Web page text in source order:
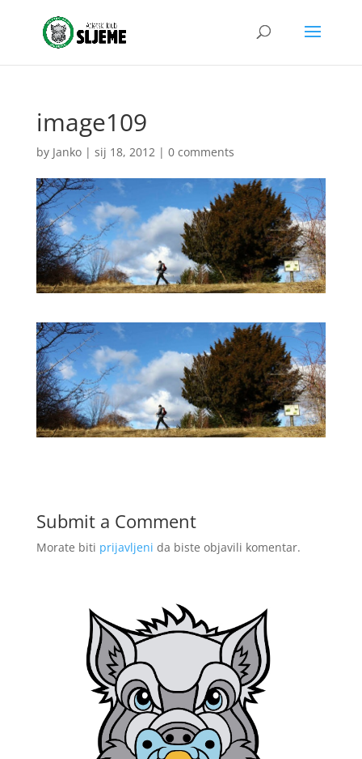
image109
by Janko| sij 18, 2012| 0 comments
Submit a Comment
Morate biti prijavljeni da biste objavili komentar.